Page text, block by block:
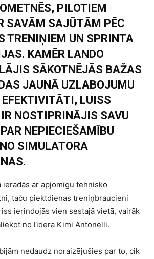
PILOTIEM
SAVĀM SAJŪTĀM PĒC
TRENIŅIEM UN SPRINTA
KAMĒR LANDO
SĀKOTNĒJĀS BAŽAS
JAUNĀ UZLABOJUMU
EFEKTIVITĀTI, LUISS
NOSTIPRINĀJIS SAVU
NEPIECIEŠAMĪBU
SIMULATORA
ieradās ar apjomīgu tehnisko
taču piektdienas treniņbraucieni
ierindojās vien sestajā vietā, vairāk
no līdera Kimi Antonelli.
nedaudz noraizējušies par to, cik